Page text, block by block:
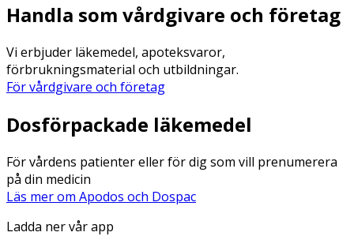
Handla som vårdgivare och företag
Vi erbjuder läkemedel, apoteksvaror,
förbrukningsmaterial och utbildningar.
För vårdgivare och företag
Dosförpackade läkemedel
För vårdens patienter eller för dig som vill prenumerera
på din medicin
Läs mer om Apodos och Dospac
Ladda ner vår app